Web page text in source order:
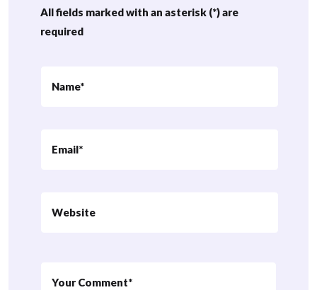
All fields marked with an asterisk (*) are
required